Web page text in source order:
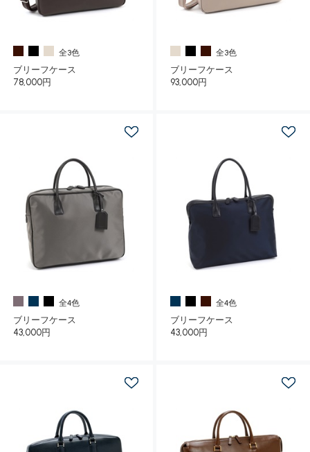
全3色
ブリーフケース
78,000円
全3色
ブリーフケース
93,000円
全4色
ブリーフケース
43,000円
全4色
ブリーフケース
43,000円